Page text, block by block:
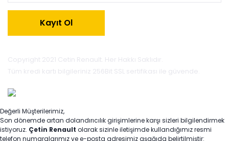
Kayıt Ol
Copyright 2021 Cetin Renault. Her Hakkı Saklıdır.
Tüm kredi kartı bilgileriniz 256Bit SSL sertifikası ile güvende.
Değerli Müşterilerimiz,
Son dönemde artan dolandırıcılık girişimlerine karşı sizleri bilgilendirmek
istiyoruz. Çetin Renault olarak sizinle iletişimde kullandığımız resmi
telefon numaralarımız ve e-posta adresimiz aşağıda belirtilmiştir: